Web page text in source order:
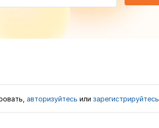
авторизуйтесь или зарегистрируйтесь